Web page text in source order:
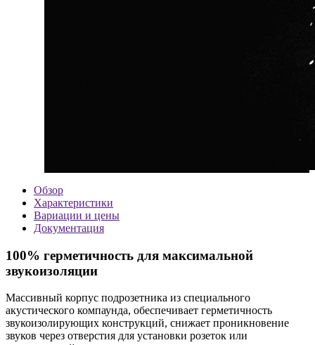
Обзор
Характеристики
Вариации и цены
Документация
100% герметичность для максимальной
звукоизоляции
Массивный корпус подрозетника из специального
акустического компаунда, обеспечивает герметичность
звукоизолирующих конструкций, снижает проникновение
звуков через отверстия для установки розеток или